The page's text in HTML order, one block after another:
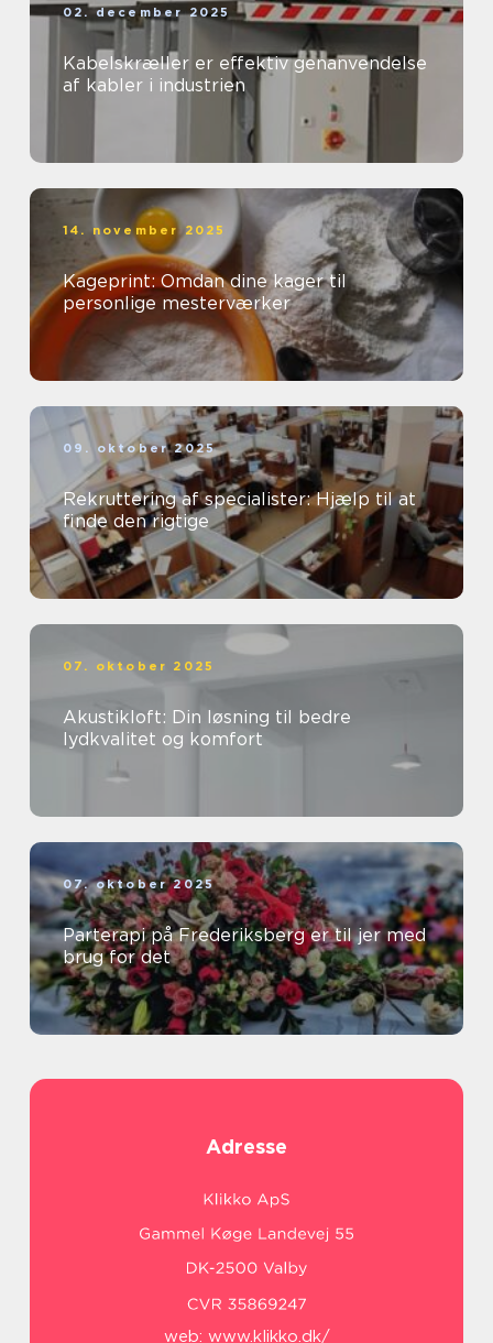
02. december 2025
Kabelskræller er effektiv genanvendelse
af kabler i industrien
14. november 2025
Kageprint: Omdan dine kager til
personlige mesterværker
09. oktober 2025
Rekruttering af specialister: Hjælp til at
finde den rigtige
07. oktober 2025
Akustikloft: Din løsning til bedre
lydkvalitet og komfort
07. oktober 2025
Parterapi på Frederiksberg er til jer med
brug for det
Adresse
web: www.klikko.dk/